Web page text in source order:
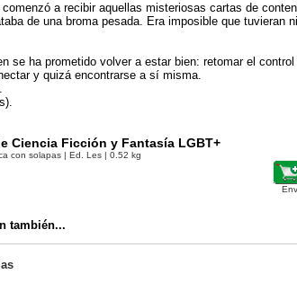
a recibir aquellas misteriosas cartas de
de una broma pesada. Era imposible que tuvieran
se ha prometido volver a estar bien: retomar el
y quizá encontrarse a sí misma.
Ciencia Ficción y Fantasía LGBT+
con solapas | Ed. Les | 0.52 kg
también...